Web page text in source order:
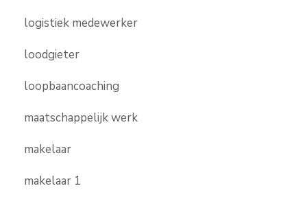
logistiek medewerker
loodgieter
loopbaancoaching
maatschappelijk werk
makelaar
makelaar 1